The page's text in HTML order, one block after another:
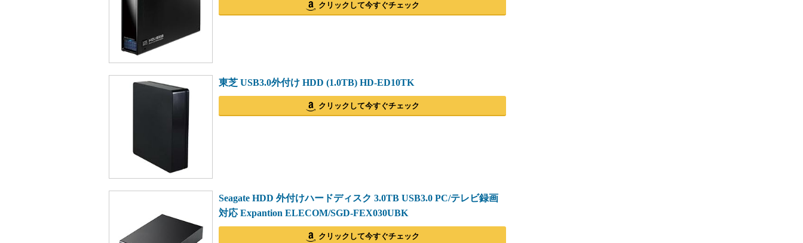
クリックして今すぐチェック
東芝 USB3.0外付け HDD (1.0TB) HD-ED10TK
クリックして今すぐチェック
Seagate HDD 外付けハードディスク 3.0TB USB3.0 PC/テレビ録画
対応 Expantion ELECOM/SGD-FEX030UBK
クリックして今すぐチェック